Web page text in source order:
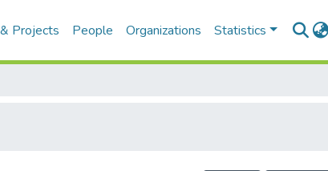
Projects People Organizations Statistics